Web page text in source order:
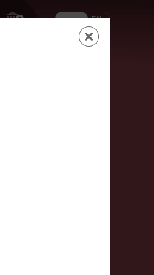
ES EN
LOGIN
en más de
normas nacionales